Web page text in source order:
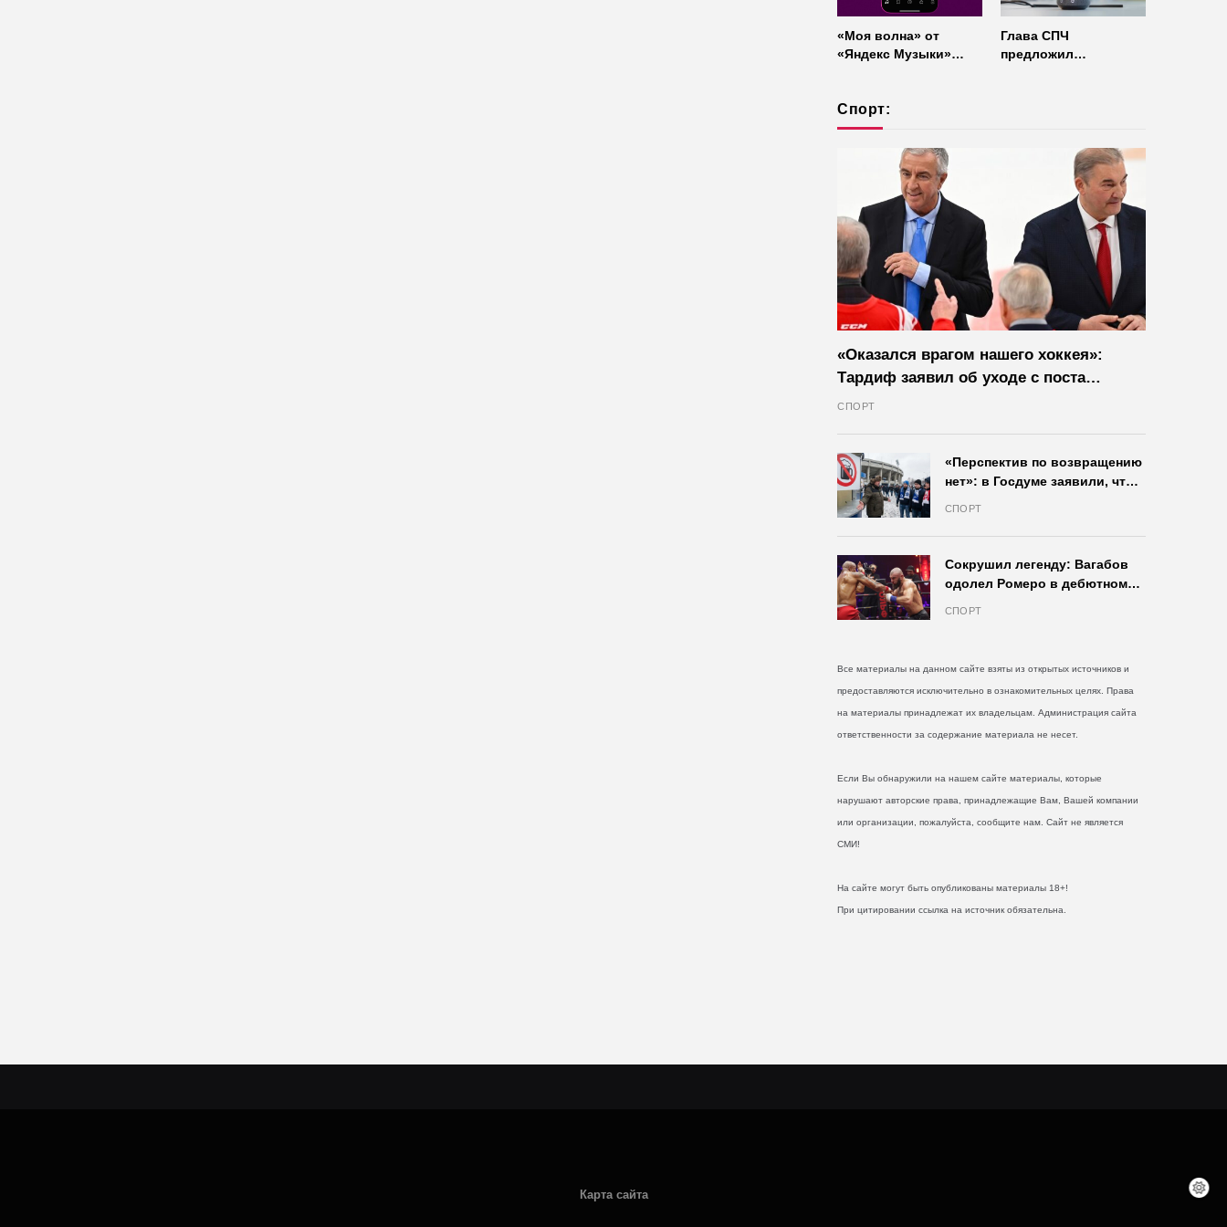
«Моя волна» от
«Яндекс Музыки»
Глава СПЧ
предложил
Спорт:
«Оказался врагом нашего хоккея»:
Тардиф заявил об уходе с поста
президента IIHF в октябре
СПОРТ
«Перспектив по возвращению
нет»: в Госдуме заявили, что
СПОРТ
Сокрушил легенду: Вагабов
одолел Ромеро в дебютном
СПОРТ
Все материалы на данном сайте взяты из открытых источников и
предоставляются исключительно в ознакомительных целях. Права
на материалы принадлежат их владельцам. Администрация сайта
ответственности за содержание материала не несет.
Если Вы обнаружили на нашем сайте материалы, которые
нарушают авторские права, принадлежащие Вам, Вашей компании
или организации, пожалуйста, сообщите нам. Сайт не является
СМИ!
На сайте могут быть опубликованы материалы 18+!
При цитировании ссылка на источник обязательна.
Карта сайта